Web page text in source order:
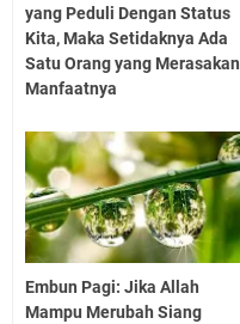
yang Peduli Dengan Status
Kita, Maka Setidaknya Ada
Satu Orang yang Merasakan
Manfaatnya
Embun Pagi: Jika Allah
Mampu Merubah Siang